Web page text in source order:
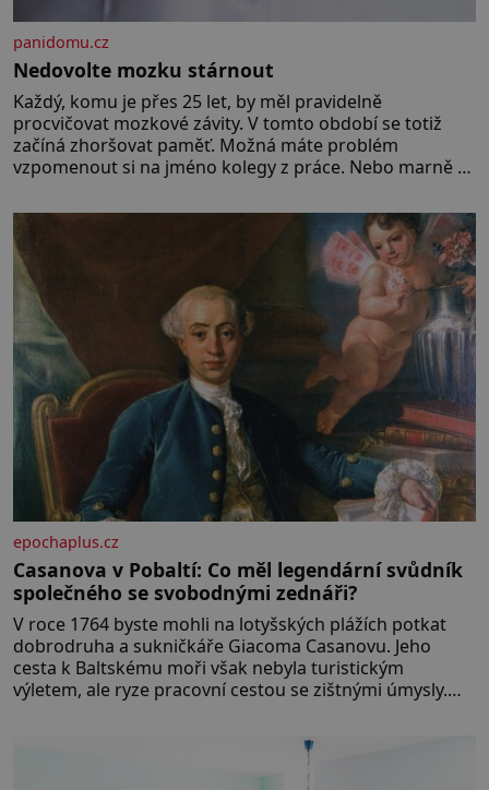
panidomu.cz
Nedovolte mozku stárnout
Každý, komu je přes 25 let, by měl pravidelně
procvičovat mozkové závity. V tomto období se totiž
začíná zhoršovat paměť. Možná máte problém
vzpomenout si na jméno kolegy z práce. Nebo marně v
Je to opravdu tak, s věkem jako kdyby se paměť
rozhodla stávkovat. Cvičte
epochaplus.cz
Casanova v Pobaltí: Co měl legendární svůdník
společného se svobodnými zednáři?
V roce 1764 byste mohli na lotyšských plážích potkat
dobrodruha a sukničkáře Giacoma Casanovu. Jeho
cesta k Baltskému moři však nebyla turistickým
výletem, ale ryze pracovní cestou se zištnými úmysly.
tamní zednářské lóže. Nebyl v této oblasti žádným
nováčkem, protože do zednářské